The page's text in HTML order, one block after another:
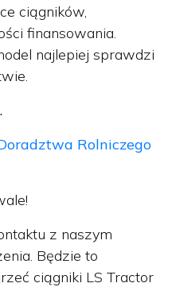
ciągników,
finansowania.
najlepiej sprawdzi
Rolniczego
z naszym
Będzie to
ciągniki LS Tractor